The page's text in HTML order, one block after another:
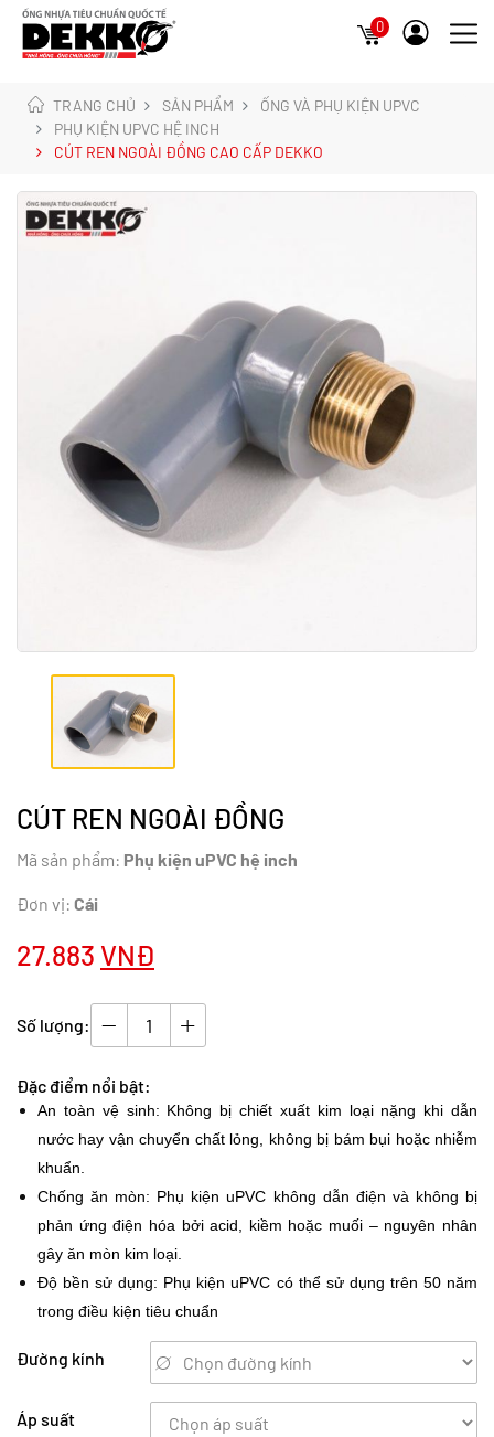
0
TRANG CHỦ SẢN PHẨM
ỐNG VÀ PHỤ KIỆN UPVC
PHỤ KIỆN UPVC HỆ INCH
CÚT REN NGOÀI ĐỒNG CAO CẤP DEKKO
CÚT REN NGOÀI ĐỒNG
Mã sản phẩm: Phụ kiện uPVC hệ inch
Đơn vị: Cái
27.883 VNĐ
Số lượng:
Đặc điểm nổi bật:
An toàn vệ sinh: Không bị chiết xuất kim loại nặng khi dẫn
nước hay vận chuyển chất lỏng, không bị bám bụi hoặc nhiễm
khuẩn.
Chống ăn mòn: Phụ kiện uPVC không dẫn điện và không bị
phản ứng điện hóa bởi acid, kiềm hoặc muối – nguyên nhân
gây ăn mòn kim loại.
Độ bền sử dụng: Phụ kiện uPVC có thể sử dụng trên 50 năm
trong điều kiện tiêu chuẩn
Đường kính
Áp suất